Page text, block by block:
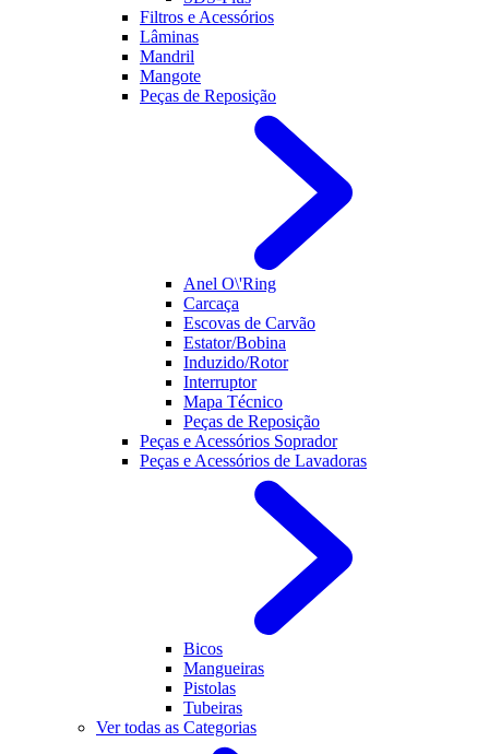
Filtros e Acessórios
Lâminas
Mandril
Mangote
Peças de Reposição
Anel O\'Ring
Carcaça
Escovas de Carvão
Estator/Bobina
Induzido/Rotor
Interruptor
Mapa Técnico
Peças de Reposição
Peças e Acessórios Soprador
Peças e Acessórios de Lavadoras
Bicos
Mangueiras
Pistolas
Tubeiras
Ver todas as Categorias